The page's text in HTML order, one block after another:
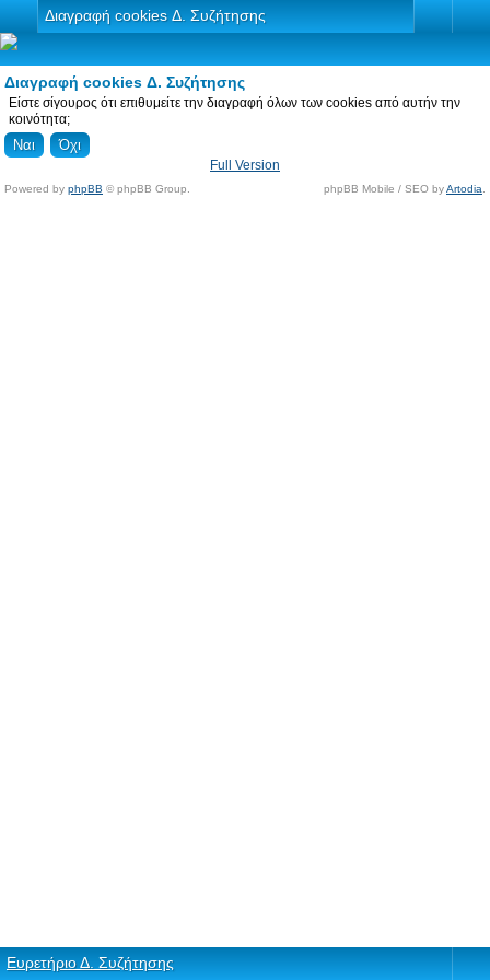
Διαγραφή cookies Δ. Συζήτησης
Διαγραφή cookies Δ. Συζήτησης
Είστε σίγουρος ότι επιθυμείτε την διαγραφή όλων των cookies από αυτήν την
κοινότητα;
Full Version
Powered by phpBB © phpBB Group. phpBB Mobile / SEO byArtodia
Ευρετήριο Δ. Συζήτησης